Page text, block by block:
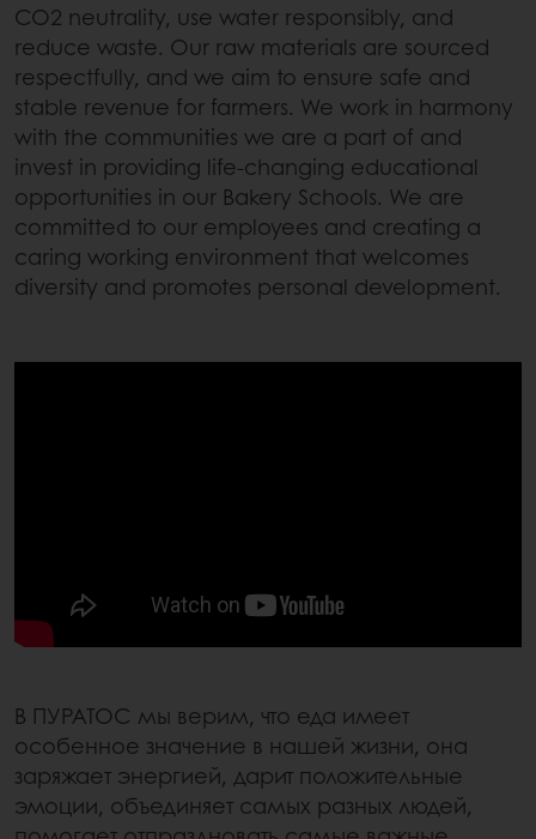
CO2 neutrality, use water responsibly, and
reduce waste. Our raw materials are sourced
respectfully, and we aim to ensure safe and
stable revenue for farmers. We work in harmony
with the communities we are a part of and
invest in providing life-changing educational
opportunities in our Bakery Schools. We are
committed to our employees and creating a
caring working environment that welcomes
diversity and promotes personal development.
В ПУРАТОС мы верим, что еда имеет
особенное значение в нашей жизни, она
заряжает энергией, дарит положительные
эмоции, объединяет самых разных людей,